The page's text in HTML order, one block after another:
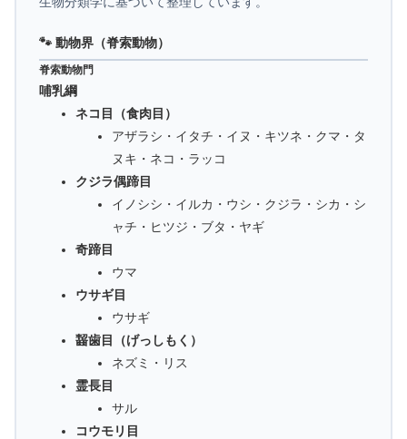
🐾 動物界（脊索動物）
脊索動物門
哺乳綱
ネコ目（食肉目）
アザラシ・イタチ・イヌ・キツネ・クマ・タ
ヌキ・ネコ・ラッコ
クジラ偶蹄目
イノシシ・イルカ・ウシ・クジラ・シカ・シ
ャチ・ヒツジ・ブタ・ヤギ
奇蹄目
ウマ
ウサギ目
ウサギ
齧歯目（げっしもく）
ネズミ・リス
霊長目
サル
コウモリ目